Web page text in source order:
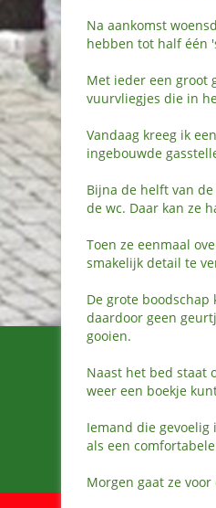
Na aankomst
hebben tot half één
Met ieder een groot
vuurvliegjes die in
Vandaag kreeg ik
ingebouwde
Bijna de helft van
de wc. Daar kan ze
Toen ze eenmaal
smakelijk detail te
De grote boodschap
daardoor geen
gooien.
Naast het bed staat
weer een boekje
Iemand die
als een
Morgen gaat ze